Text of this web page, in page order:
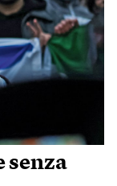
senza